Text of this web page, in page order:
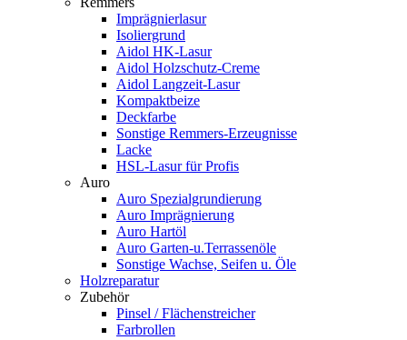
Imprägnierlasur
Isoliergrund
Aidol HK-Lasur
Aidol Holzschutz-Creme
Aidol Langzeit-Lasur
Kompaktbeize
Deckfarbe
Sonstige Remmers-Erzeugnisse
Lacke
HSL-Lasur für Profis
Auro
Auro Spezialgrundierung
Auro Imprägnierung
Auro Hartöl
Auro Garten-u.Terrassenöle
Sonstige Wachse, Seifen u. Öle
Holzreparatur
Zubehör
Pinsel / Flächenstreicher
Farbrollen